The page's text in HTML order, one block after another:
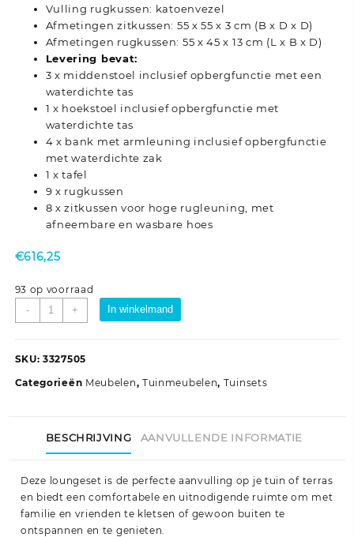
Vulling rugkussen: katoenvezel
Afmetingen zitkussen: 55 x 55 x 3 cm (B x D x D)
Afmetingen rugkussen: 55 x 45 x 13 cm (L x B x D)
Levering bevat:
3 x middenstoel inclusief opbergfunctie met een
waterdichte tas
1 x hoekstoel inclusief opbergfunctie met
waterdichte tas
4 x bank met armleuning inclusief opbergfunctie
met waterdichte zak
1 x tafel
9 x rugkussen
8 x zitkussen voor hoge rugleuning, met
afneembare en wasbare hoes
€616,25
93 op voorraad
-
9-
delige
met
poly
aantal
+ In winkelmand
SKU: 3327505
Categorieën Meubelen, Tuinmeubelen, Tuinsets
BESCHRIJVING AANVULLENDE INFORMATIE
Deze loungeset is de perfecte aanvulling op je tuin of terras
en biedt een comfortabele en uitnodigende ruimte om met
familie en vrienden te kletsen of gewoon buiten te
ontspannen en te genieten.